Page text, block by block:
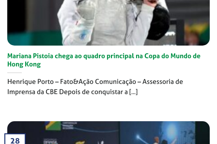
Mariana Pistoia chega ao quadro principal na Copa do Mundo de
Hong Kong
Henrique Porto – Fato&Ação Comunicação – Assessoria de
Imprensa da CBE Depois de conquistar a [...]
28